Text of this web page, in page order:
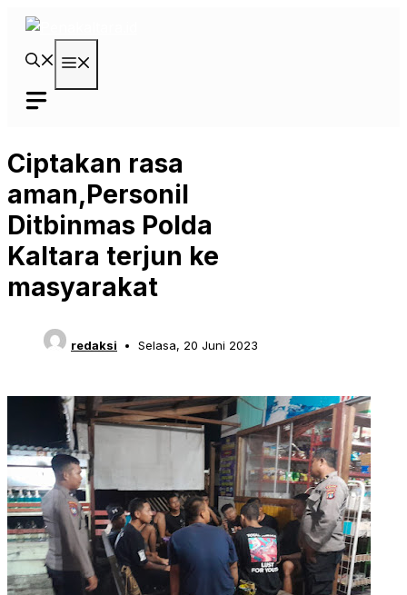
Langsung
Ciptakan rasa
aman,Personil
Ditbinmas Polda
Kaltara terjun ke
masyarakat
redaksi Selasa, 20 Juni 2023